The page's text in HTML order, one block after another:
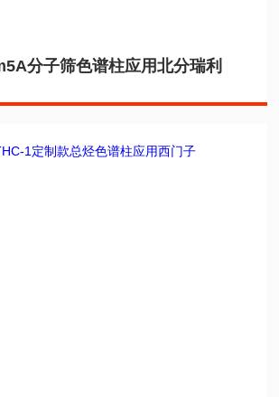
分子筛色谱柱应用北分瑞利